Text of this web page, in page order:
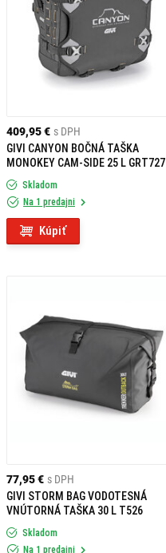
409,95 € s DPH
GIVI CANYON BOČNÁ TAŠKA
MONOKEY CAM-SIDE 25 L GRT727
Skladom
Na 1 predajni
Kúpiť
77,95 € s DPH
GIVI STORM BAG VODOTESNÁ
VNÚTORNÁ TAŠKA 30 L T526
Skladom
Na 1 predajni